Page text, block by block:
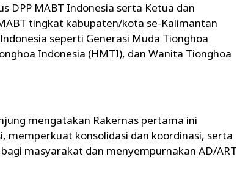
DPP MABT Indonesia serta Ketua dan
tingkat kabupaten/kota se-Kalimantan
seperti Generasi Muda Tionghoa
Indonesia (HMTI), dan Wanita Tionghoa
mengatakan Rakernas pertama ini
konsolidasi dan koordinasi, serta
masyarakat dan menyempurnakan AD/ART